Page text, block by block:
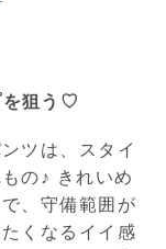
を狙う♡
ツは、スタイ
の♪ きれいめ
、守備範囲が
くなるイイ感